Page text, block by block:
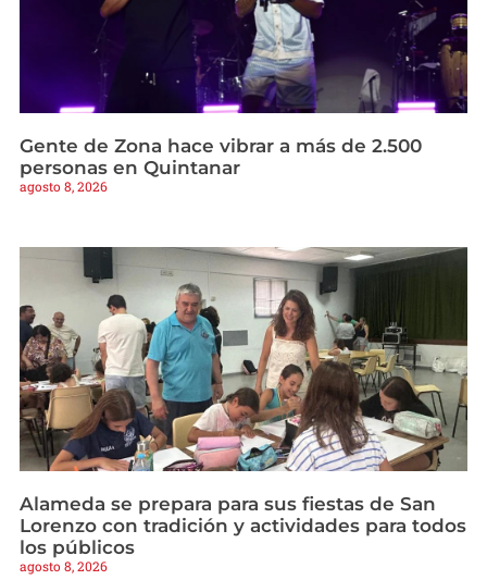
Gente de Zona hace vibrar a más de 2.500
personas en Quintanar
agosto 8, 2026
Alameda se prepara para sus fiestas de San
Lorenzo con tradición y actividades para todos
los públicos
agosto 8, 2026